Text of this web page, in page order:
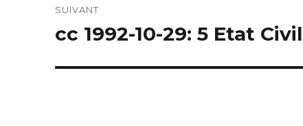
SUIVANT
Article
cc 1992-10-29: 5 Etat Civil